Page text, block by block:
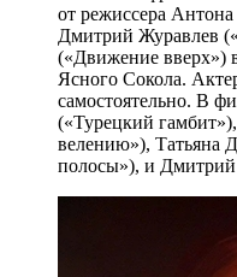
от режиссера
Дмитрий Журавлев
(«Движение вверх»)
Ясного Сокола.
самостоятельно. В
(«Турецкий
велению»), Татьяна
полосы»), и